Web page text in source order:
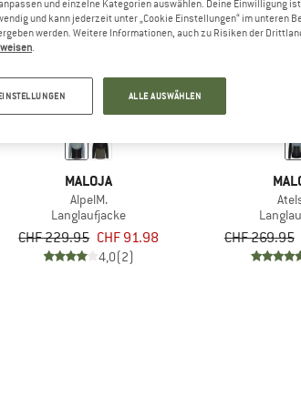
60%
MALOJA
AlpelM.
Langlaufjacke
CHF 229.95 CHF 91.98
4,0(2)
CHF 269.95
und einzelne Kategorien auswählen. Deine Einwilligung
und kann jederzeit unter „Cookie Einstellungen“ im unteren
werden. Weitere Informationen, auch zu Risiken der
ALLE AUSWÄHLEN